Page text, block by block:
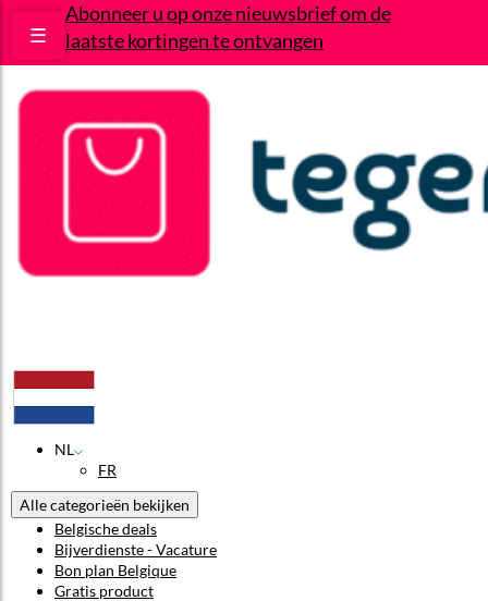
Abonneer u op onze nieuwsbrief om de
laatste kortingen te ontvangen
☰
NL
FR
Alle categorieën bekijken
Belgische deals
Bijverdienste - Vacature
Bon plan Belgique
Gratis product